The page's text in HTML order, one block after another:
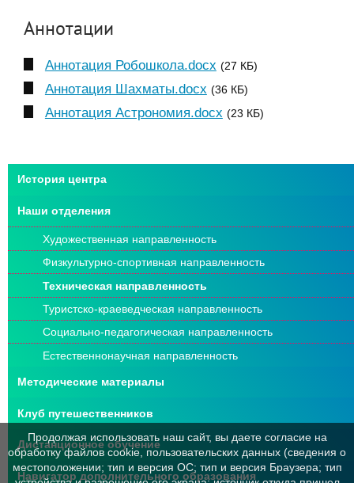
Аннотации
Аннотация Робошкола.docx (27 КБ)
Аннотация Шахматы.docx (36 КБ)
Аннотация Астрономия.docx (23 КБ)
История центра
Наши отделения
Художественная направленность
Физкультурно-спортивная направленность
Техническая направленность
Туристско-краеведческая направленность
Социально-педагогическая направленность
Естественнонаучная направленность
Методические материалы
Клуб путешественников
Дистанционное обучение
Навигатор дополнительного образования
Продолжая использовать наш сайт, вы даете согласие на
обработку файлов cookie, пользовательских данных (сведения о
местоположении; тип и версия ОС; тип и версия Браузера; тип